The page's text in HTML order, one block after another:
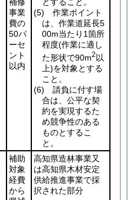
事業
費の
50パ
ーセ
ント
以内
(5) 作業ポイント
は、作業道延長5
00m当たり1箇所
程度(作業に適し
た形状で90m2 以
上)を対象とする
こと。
(6) 請負に付す場
合は、公平な契
約を実現するた
め競争性のある
ものとするこ
と。
補助
対象
経費
から
高知県造林事業又
は高知県木材安定
供給推進事業で採
択された部分